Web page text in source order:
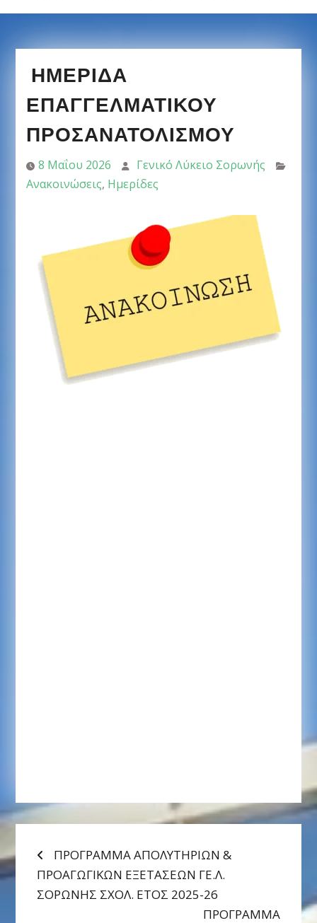
ΗΜΕΡΙΔΑ
ΕΠΑΓΓΕΛΜΑΤΙΚΟΥ
ΠΡΟΣΑΝΑΤΟΛΙΣΜΟΥ
8 Μαΐου 2026
Γενικό Λύκειο Σορωνής
Ανακοινώσεις, Ημερίδες
ΠΛΟΉΓΗΣΗ
ΆΡΘΡΩΝ
Προηγούμενη
Δημοσίευση:
ΠΡΟΓΡΑΜΜΑ ΑΠΟΛΥΤΗΡΙΩΝ &
ΠΡΟΑΓΩΓΙΚΩΝ ΕΞΕΤΑΣΕΩΝ ΓΕ.Λ.
ΣΟΡΩΝΗΣ ΣΧOΛ. ΕΤΟΣ 2025-26
Επόμενη
ΠΡΟΓΡΑΜΜΑ